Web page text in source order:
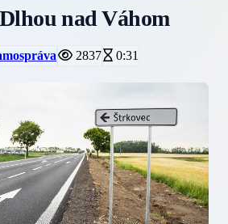
nad Váhom
2837 0:31